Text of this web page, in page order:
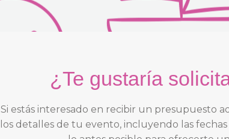
¿Te gustaría
Si estás interesado en recibir un presupuesto
los detalles de tu evento, incluyendo las